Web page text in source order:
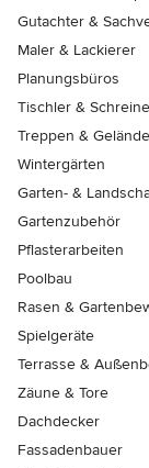
Gutachter &
Maler & Lackierer
Planungsbüros
Tischler &
Treppen &
Wintergärten
Garten- &
Gartenzubehör
Pflasterarbeiten
Poolbau
Rasen &
Spielgeräte
Terrasse &
Zäune & Tore
Dachdecker
Fassadenbauer